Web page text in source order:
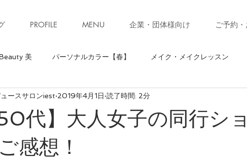
PROFILE MENU 企業・団体様向け ご予約
美 パーソナルカラー【春】 メイク・メイクレッスン
ーブ】 骨格診断【ストレート】 骨格診断
パーソナルカラー【秋】
50代】大人女子の同行シ
感想！
ースサロンiest 2019年4月1日 読了時間: 2分